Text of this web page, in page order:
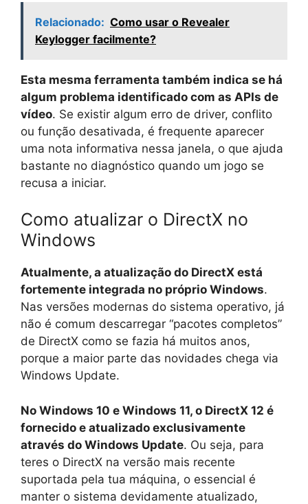
Relacionado: Como usar o Revealer
Keylogger facilmente?
Esta mesma ferramenta também indica se há
algum problema identificado com as APIs de
vídeo. Se existir algum erro de driver, conflito
ou função desativada, é frequente aparecer
uma nota informativa nessa janela, o que ajuda
bastante no diagnóstico quando um jogo se
recusa a iniciar.
Como atualizar o DirectX no
Windows
Atualmente, a atualização do DirectX está
fortemente integrada no próprio Windows.
Nas versões modernas do sistema operativo, já
não é comum descarregar “pacotes completos”
de DirectX como se fazia há muitos anos,
porque a maior parte das novidades chega via
Windows Update.
No Windows 10 e Windows 11, o DirectX 12 é
fornecido e atualizado exclusivamente
através do Windows Update. Ou seja, para
teres o DirectX na versão mais recente
suportada pela tua máquina, o essencial é
manter o sistema devidamente atualizado,